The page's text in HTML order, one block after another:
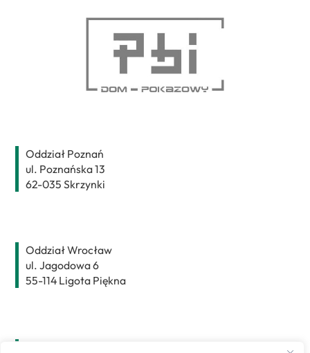
Back
To
Top
Oddział Poznań
ul. Poznańska 13
62-035 Skrzynki
Oddział Wrocław
ul. Jagodowa 6
55-114 Ligota Piękna